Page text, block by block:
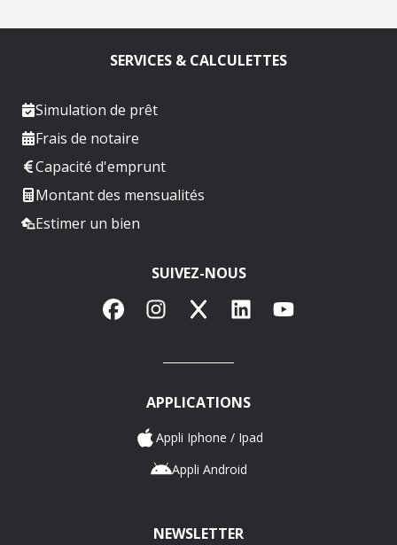
SERVICES & CALCULETTES
Simulation de prêt
Frais de notaire
Capacité d'emprunt
Montant des mensualités
Estimer un bien
SUIVEZ-NOUS
FacebookInstagram
X LinkedInYouTube
APPLICATIONS
Appli Iphone / Ipad
Appli Android
NEWSLETTER